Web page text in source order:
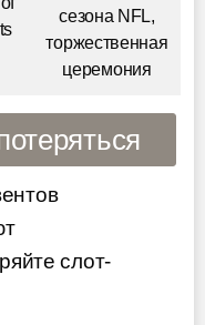
сезона NFL,
торжественная
церемония
слот-